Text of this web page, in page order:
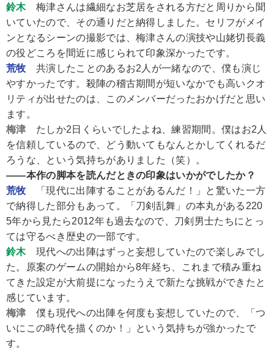
鈴木梅津さんは繊細なお芝居をされる方だと周りから聞
いていたので、その通りだと納得しました。セリフがメイ
ンとなるシーンの撮影では、梅津さんの演技や山姥切長義
の役どころを間近に感じられて印象深かったです。
荒牧共演したことのあるお2人が一緒なので、僕も演じ
やすかったです。殺陣の稽古期間が短いなかでも高いクオ
リティが出せたのは、このメンバーだったおかげだと思い
ます。
梅津 たしか2日くらいでしたよね、練習期間。僕はお2人
を信頼しているので、どう動いてもなんとかしてくれるだ
ろうな、という気持ちがありました（笑）。
――本作の脚本を読んだときの印象はいかがでしたか？
荒牧「現代に出陣することがあるんだ！」と驚いた一方
で納得した部分もあって。「刀剣乱舞」の本丸がある220
5年から見たら2012年も過去なので、刀剣男士たちにとっ
ては守るべき歴史の一部です。
鈴木現代への出陣はずっと妄想していたので楽しみでし
た。原案のゲームの開始から8年経ち、これまで積み重ね
てきた設定が大前提になったうえで新たな挑戦ができたと
感じています。
梅津 僕も現代への出陣を何度も妄想していたので、「つ
いにこの時代を描くのか！」という気持ちが強かったで
す。